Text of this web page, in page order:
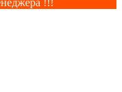
!!!